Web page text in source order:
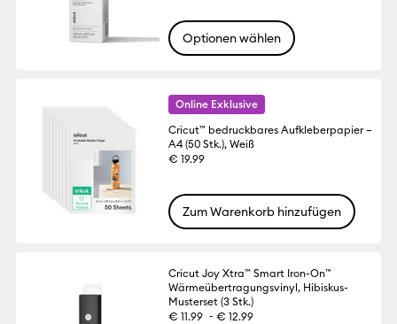
Optionen wählen
Online Exklusive
Cricut™ bedruckbares Aufkleberpapier –
A4 (50 Stk.), Weiß
€ 19.99
Zum Warenkorb hinzufügen
Cricut Joy Xtra™ Smart Iron-On™
Wärmeübertragungsvinyl, Hibiskus-
Musterset (3 Stk.)
€ 11.99 -€ 12.99